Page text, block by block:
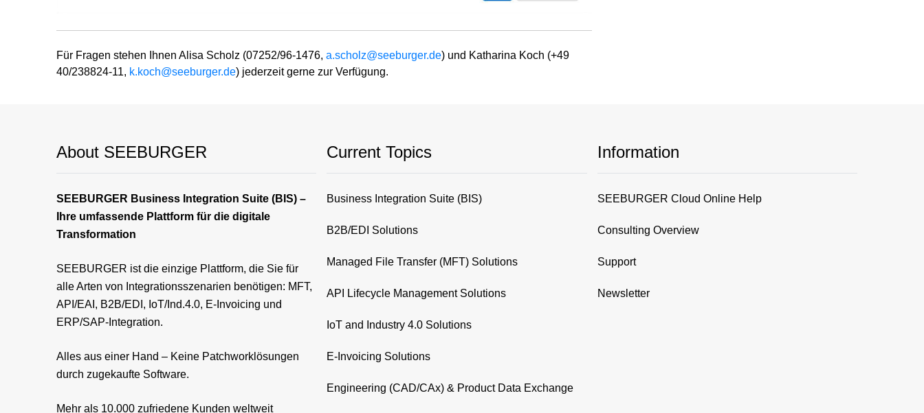
Für Fragen stehen Ihnen Alisa Scholz (07252/96-1476, a.scholz@seeburger.de) und Katharina Koch (+49
40/238824-11, k.koch@seeburger.de) jederzeit gerne zur Verfügung.
About SEEBURGER
SEEBURGER Business Integration Suite (BIS) –
Ihre umfassende Plattform für die digitale
Transformation
SEEBURGER ist die einzige Plattform, die Sie für
alle Arten von Integrationsszenarien benötigen: MFT,
API/EAI, B2B/EDI, IoT/Ind.4.0, E-Invoicing und
ERP/SAP-Integration.
Alles aus einer Hand – Keine Patchworklösungen
durch zugekaufte Software.
Mehr als 10.000 zufriedene Kunden weltweit
Current Topics
Business Integration Suite (BIS)
B2B/EDI Solutions
Managed File Transfer (MFT) Solutions
API Lifecycle Management Solutions
IoT and Industry 4.0 Solutions
E-Invoicing Solutions
Engineering (CAD/CAx) & Product Data Exchange
Information
SEEBURGER Cloud Online Help
Consulting Overview
Support
Newsletter